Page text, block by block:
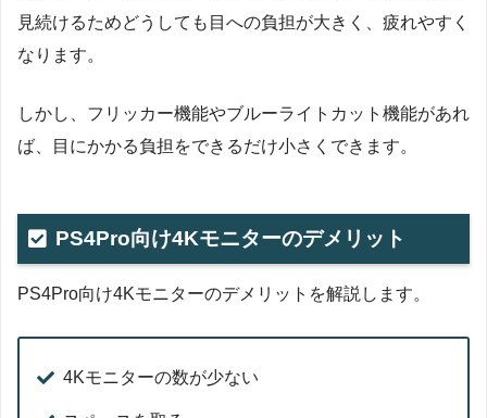
見続けるためどうしても目への負担が大きく、疲れやすく
なります。
しかし、フリッカー機能やブルーライトカット機能があれ
ば、目にかかる負担をできるだけ小さくできます。
PS4Pro向け4Kモニターのデメリット
PS4Pro向け4Kモニターのデメリットを解説します。
4Kモニターの数が少ない